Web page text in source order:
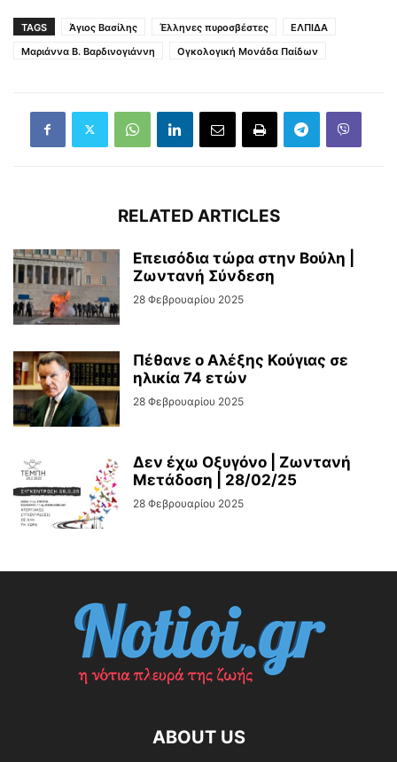
TAGS Άγιος Βασίλης Έλληνες πυροσβέστες
ΕΛΠΙΔΑ
Μαριάννα Β. Βαρδινογιάννη
Ογκολογική Μονάδα Παίδων
RELATED ARTICLES
Επεισόδια τώρα στην Βούλη |
Ζωντανή Σύνδεση
28 Φεβρουαρίου 2025
Πέθανε ο Αλέξης Κούγιας σε
ηλικία 74 ετών
28 Φεβρουαρίου 2025
Δεν έχω Οξυγόνο | Ζωντανή
Μετάδοση | 28/02/25
28 Φεβρουαρίου 2025
ABOUT US